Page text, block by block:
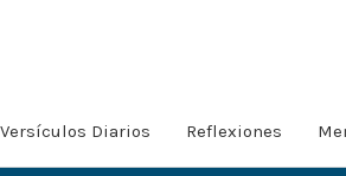
Versículos Diarios Reflexiones